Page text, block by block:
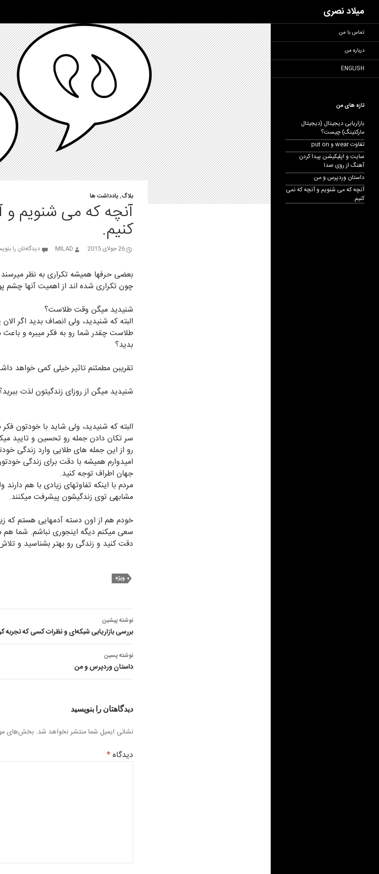
به
نوشته‌ها
میلاد نصری
جست‌وجو
بلاگ,یادداشت ها
آنچه که می شنویم و
کنیم.
26 جولای 2015 MILAD دیدگاه‌تان را
بعضی حرفها همیشه تکراری به نظر
چون تکراری شده اند از اهمیت آنها
شنیدید میگن وقت طلاست؟
البته که شنیدید، ولی انصاف بدید اگر
طلاست چقدر شما رو به فکر میبره و
بدید؟
تقریبن مطمئنم تاثیر خیلی کمی خواهد
شنیدید میگن از روزای زندگیتون لذت
البته که شنیدید، ولی شاید با خودتون
سر تکان دادن جمله رو تحسین و تایید
رو از این جمله های طلایی وارد زندگی
امیدوارم همیشه با دقت برای زندگی
جهان اطراف توجه کنید.
مردم با اینکه تفاوتهای زیادی با هم دارند
مشابهی توی زندگیشون پیشرفت میکنند.
خودم هم از اون دسته آدمهایی هستم که
سعی میکنم دیگه اینجوری نباشم. شما هم
دقت کنید و زندگی رو بهتر بشناسید و تلاش
ویژه
ناوبری
نوشته
نوشته پیشین
بررسی بازاریابی شبکه‌ای و نظرات کسی که تجربه
نوشته پسین
داستان وردپرس و من
دیدگاهتان را بنویسید
نشانی ایمیل شما منتشر نخواهد شد. بخش‌های
دیدگاه*
تماس با من
درباره من
ENGLISH
تازه های من
بازاریابی دیجیتال (دیجیتال
مارکتینگ) چیست؟
تفاوت wear و put on
سایت و اپلیکیشن پیدا کردن
آهنگ از روی صدا
داستان وردپرس و من
آنچه که می شنویم و آنچه که نمی
کنیم.